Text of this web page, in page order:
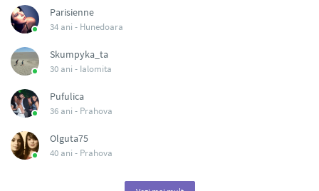
Parisienne
34 ani - Hunedoara
Skumpyka_ta
30 ani - Ialomita
Pufulica
36 ani - Prahova
Olguta75
40 ani - Prahova